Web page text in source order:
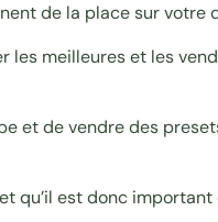
de la place sur votre
meilleures et les
et de vendre des
qu’il est donc